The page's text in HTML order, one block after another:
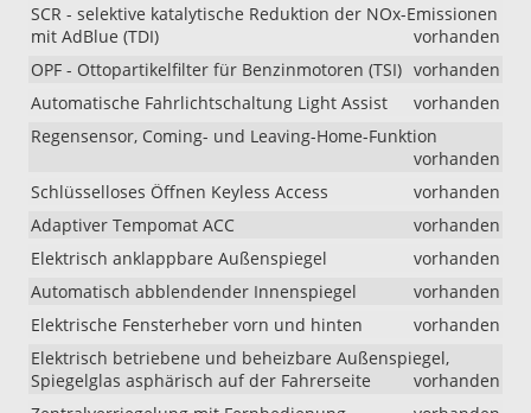
SCR - selektive katalytische Reduktion der NOx-Emissionen
mit AdBlue (TDI)
vorhanden
OPF - Ottopartikelfilter für Benzinmotoren (TSI) vorhanden
Automatische Fahrlichtschaltung Light Assist
vorhanden
Regensensor, Coming- und Leaving-Home-Funktion
vorhanden
Schlüsselloses Öffnen Keyless Access
vorhanden
Adaptiver Tempomat ACC
vorhanden
Elektrisch anklappbare Außenspiegel
vorhanden
Automatisch abblendender Innenspiegel
vorhanden
Elektrische Fensterheber vorn und hinten
vorhanden
Elektrisch betriebene und beheizbare Außenspiegel,
Spiegelglas asphärisch auf der Fahrerseite
vorhanden